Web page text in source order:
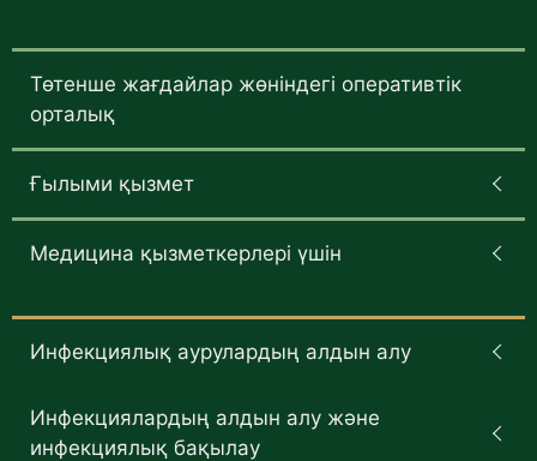
Төтенше жағдайлар жөніндегі оперативтік
орталық
Ғылыми қызмет
Медицина қызметкерлері үшін
Инфекциялық аурулардың алдын алу
Инфекциялардың алдын алу және
инфекциялық бақылау